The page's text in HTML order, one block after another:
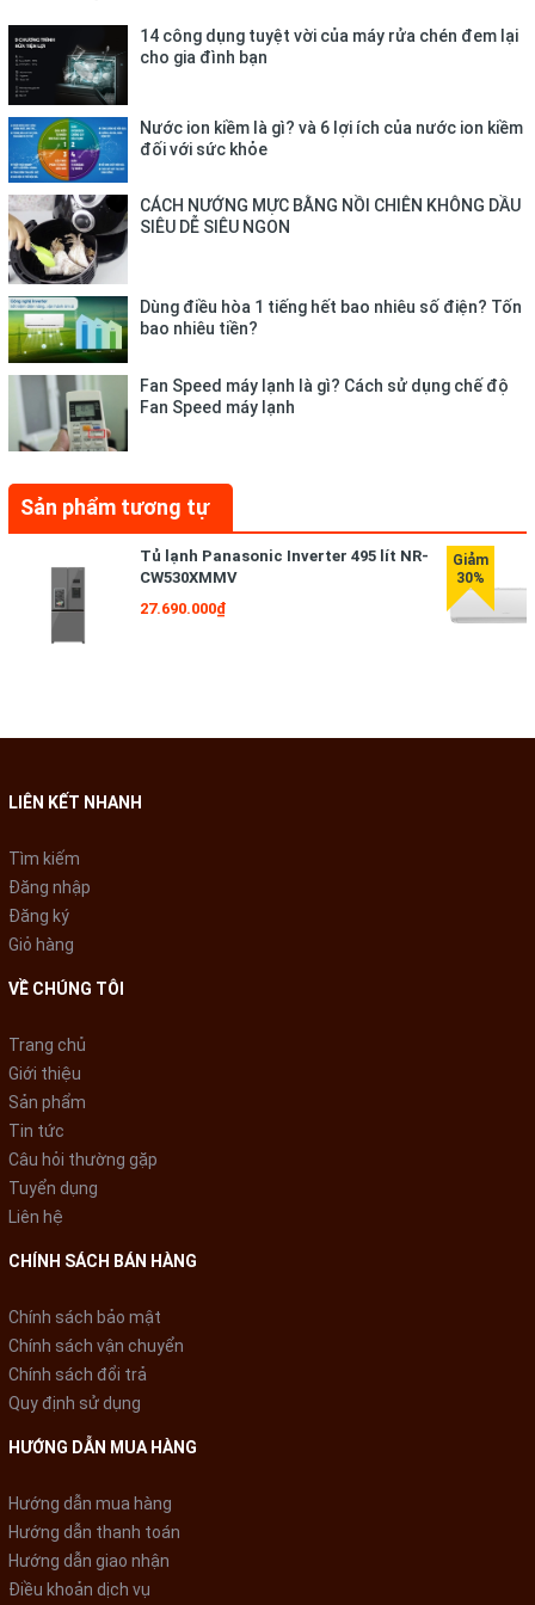
*Hình ảnh chỉ mang tính chất minh họa
Khối lượng giặt 9.5 kg, phù hợp
cho gia đình đông người (5 - 7
thành viên)
Chiếc máy giặt Toshiba này là lựa chọn phù hợp cho những hộ
gia đình có nhiều thành viên (5 - 7 người) hoặc có nhu cầu giặt
giũ nhiều quần áo với khối lượng lên đến 9.5 kg trong mỗi lần
giặt.
*Hình ảnh chỉ mang tính chất minh họa
Diệt khuẩn, ngừa dị ứng nhờ
công nghệ giặt hơi nước Steam
Công nghệ sử dụng hơi nước phun trực tiếp vào quần áo trước
chu trình giặt giúp diệt khuẩn, loại bỏ tác nhân gây dị ứng, an
Giặt sạch hiệu quả với công
nghệ siêu bọt khí Nano (UFB)
14 công dụng tuyệt vời của máy rửa chén đem lại
cho gia đình bạn
Nước ion kiềm là gì? và 6 lợi ích của nước ion kiềm
đối với sức khỏe
CÁCH NƯỚNG MỰC BẰNG NỒI CHIÊN KHÔNG DẦU
SIÊU DỄ SIÊU NGON
Dùng điều hòa 1 tiếng hết bao nhiêu số điện? Tốn
bao nhiêu tiền?
Fan Speed máy lạnh là gì? Cách sử dụng chế độ
Fan Speed máy lạnh
Sản phẩm tương tự
Tủ lạnh Panasonic Inverter 495 lít NR-
CW530XMMV
27.690.000₫
LIÊN KẾT NHANH
Tìm kiếm
Đăng nhập
Đăng ký
Giỏ hàng
VỀ CHÚNG TÔI
Trang chủ
Giới thiệu
Sản phẩm
Tin tức
Câu hỏi thường gặp
Tuyển dụng
Liên hệ
CHÍNH SÁCH BÁN HÀNG
Chính sách bảo mật
Chính sách vận chuyển
Chính sách đổi trả
Quy định sử dụng
HƯỚNG DẪN MUA HÀNG
Hướng dẫn mua hàng
Hướng dẫn thanh toán
Hướng dẫn giao nhận
Điều khoản dịch vụ